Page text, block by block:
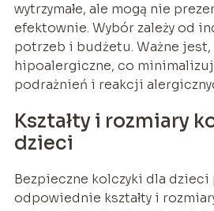
wytrzymałe, ale mogą nie
efektownie. Wybór zależy od
potrzeb i budżetu. Ważne jest,
hipoalergiczne, co
podrażnień i reakcji
Kształty i rozmiary
dzieci
Bezpieczne kolczyki dla dzieci
odpowiednie kształty i